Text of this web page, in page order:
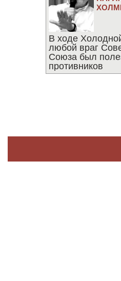
В ходе
любой враг
Союза был
противников